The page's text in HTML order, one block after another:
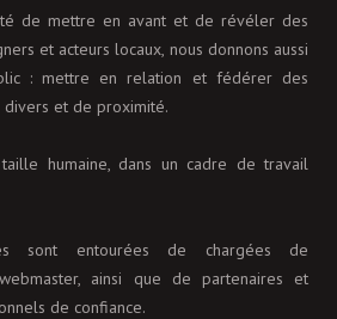
de mettre en avant et de révéler des
et acteurs locaux, nous donnons aussi
: mettre en relation et fédérer des
divers et de proximité.
humaine, dans un cadre de travail
sont entourées de chargées de
ainsi que de partenaires et
de confiance.